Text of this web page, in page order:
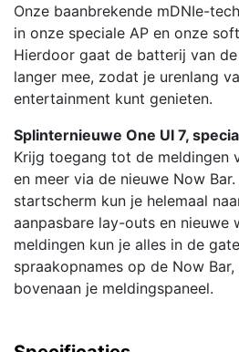
Onze baanbrekende mDNIe-
in onze speciale AP en onze
Hierdoor gaat de batterij van
langer mee, zodat je urenlang
entertainment kunt genieten.
Splinternieuwe One UI 7,
Krijg toegang tot de meldingen
en meer via de nieuwe Now
startscherm kun je helemaal
aanpasbare lay-outs en nieuwe
meldingen kun je alles in de
spraakopnames op de Now
bovenaan je meldingspaneel.